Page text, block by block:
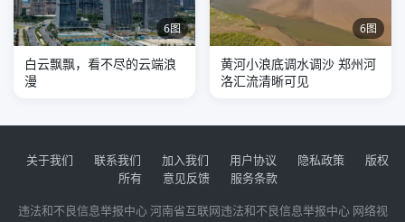
6图
白云飘飘，看不尽的云端浪
漫
6图
黄河小浪底调水调沙 郑州河
洛汇流清晰可见
关于我们 联系我们 加入我们 用户协议 隐私政策
版权
所有
意见反馈
服务条款
违法和不良信息举报中心河南省互联网违法和不良信息举报中心 网络视